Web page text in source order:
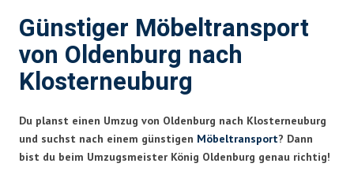
Günstiger Möbeltransport
von Oldenburg nach
Klosterneuburg
Du planst einen Umzug von Oldenburg nach Klosterneuburg
und suchst nach einem günstigen Möbeltransport? Dann
bist du beim Umzugsmeister König Oldenburg genau richtig!